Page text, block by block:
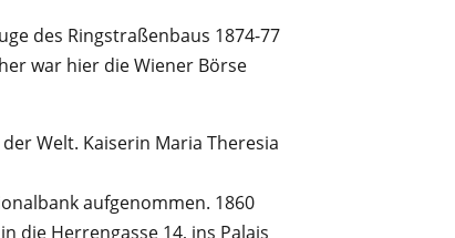
des Ringstraßenbaus 1874-77
war hier die Wiener Börse
Welt. Kaiserin Maria Theresia
aufgenommen. 1860
die Herrengasse 14, ins Palais